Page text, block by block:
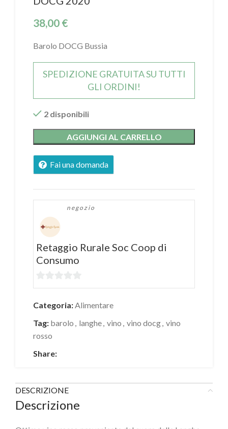
38,00 €
Barolo DOCG Bussia
SPEDIZIONE GRATUITA SU TUTTI
GLI ORDINI!
2 disponibili
AGGIUNGI AL CARRELLO
Fai una domanda
negozio
Retaggio Rurale Soc Coop di
Consumo
0
Categoria:Alimentare
Tag: barolo , langhe, vino , vino docg, vino
rosso
Share:
DESCRIZIONE
Descrizione